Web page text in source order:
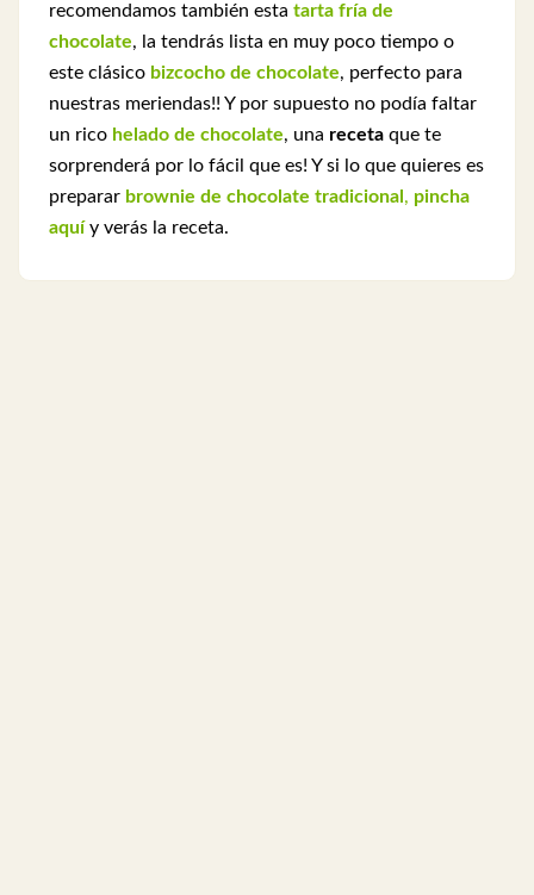
recomendamos también esta tarta fría de
chocolate, la tendrás lista en muy poco tiempo o
este clásico bizcocho de chocolate, perfecto para
nuestras meriendas!! Y por supuesto no podía faltar
un rico helado de chocolate, una receta que te
sorprenderá por lo fácil que es! Y si lo que quieres es
preparar brownie de chocolate tradicional , pincha
aquíy verás la receta.